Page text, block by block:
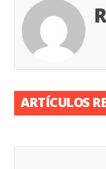
ARTÍCULOS